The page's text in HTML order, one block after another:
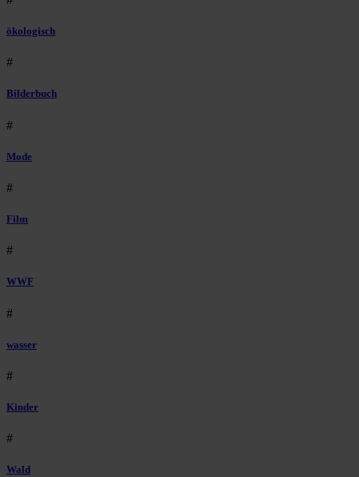
ökologisch
#
Bilderbuch
#
Mode
#
Film
#
WWF
#
wasser
#
Kinder
#
Wald